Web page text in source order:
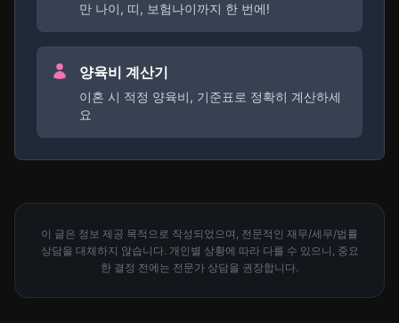
만 나이, 띠, 보험나이까지 한 번에!
양육비 계산기
이혼 시 적정 양육비, 기준표로 정확히 계산하세
요
이 글은 정보 제공 목적으로 작성되었으며, 전문적인 재무/세무/법률
상담을 대체하지 않습니다. 개인별 상황에 따라 다를 수 있으니, 중요
한 결정 전에는 전문가 상담을 권장합니다.